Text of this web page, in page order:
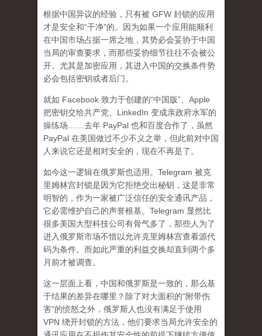
根据中国异议的经验，只有被 GFW 封锁的应用
才是安全和“干净”的。因为如果一个应用能顺利
在中国市场占据一席之地，其势必会妥协于中国
当局的审查要求，而那些妥协细节往往不会被公
开。尤其是加密应用，其进入中国的交换条件势
必会包括密钥或者后门。
就如 Facebook 致力于创建的“中国版”、Apple
把密钥交给共产党、LinkedIn 变成亲政府水军的
操练场……去年 PayPal 也和百度合作了，虽然
PayPal 在美国做过不少不义之举，但此前对中国
人来说它还是相对安全的，现在不再是了。
如今这一逻辑在俄罗斯也适用。Telegram 被克
里姆林宫封锁是因为它拒绝交出秘钥，这是非常
明智的，作为一家被广泛信任的安全通讯产品，
它必需维护自己的声誉根基。Telegram 显然比
很多美国大型科技公司有骨气多了，那些人为了
进入俄罗斯市场不惜以允许克里姆林宫查看源代
码为条件。而如此严重的利益交换却直到两个多
月前才被调查。
这一层面上看，中国和俄罗斯是一致的，那么基
于结果的差异在哪里？除了对大面积的“附带伤
害”的愤怒之外，俄罗斯人也没有满足于使用
VPN 绕开封锁的方法，他们要求当局允许安全的